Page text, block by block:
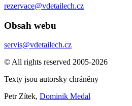
rezervace@vdetailech.cz
Obsah webu
servis@vdetailech.cz
© All rights reserved 2005-2026
Texty jsou autorsky chráněny
Petr Zítek, Dominik Medal